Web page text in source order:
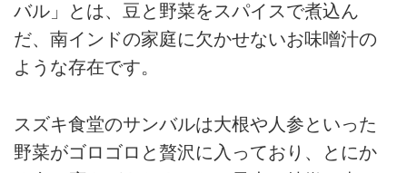
バル」とは、豆と野菜をスパイスで煮込ん
だ、南インドの家庭に欠かせないお味噌汁の
ような存在です。
スズキ食堂のサンバルは大根や人参といった
野菜がゴロゴロと贅沢に入っており、とにか